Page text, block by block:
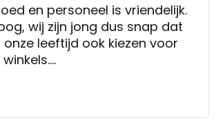
en personeel is vriendelijk.
wij zijn jong dus snap dat
leeftijd ook kiezen voor